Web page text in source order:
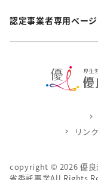
認定事業者専用ページ
copyright © 2026 優
リン